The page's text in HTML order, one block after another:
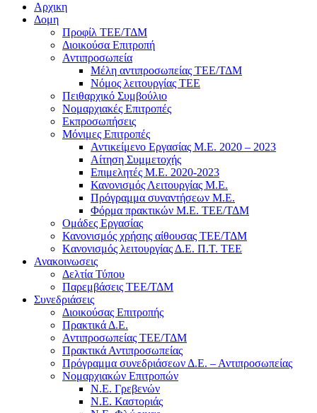
Αρχικη
Δομη
Προφίλ ΤΕΕ/ΤΔΜ
Διοικούσα Επιτροπή
Αντιπροσωπεία
Μέλη αντιπροσωπείας ΤΕΕ/ΤΔΜ
Νόμος λειτουργίας ΤΕΕ
Πειθαρχικό Συμβούλιο
Νομαρχιακές Επιτροπές
Εκπροσωπήσεις
Μόνιμες Επιτροπές
Αντικείμενο Εργασίας Μ.Ε. 2020 – 2023
Αίτηση Συμμετοχής
Επιμελητές Μ.Ε. 2020-2023
Κανονισμός Λειτουργίας Μ.Ε.
Πρόγραμμα συναντήσεων M.E.
Φόρμα πρακτικών Μ.Ε. ΤΕΕ/ΤΔΜ
Ομάδες Εργασίας
Κανονισμός χρήσης αίθουσας ΤΕΕ/ΤΔΜ
Kανονισμός λειτουργίας Δ.Ε. Π.Τ. ΤΕΕ
Ανακοινωσεις
Δελτία Τύπου
Παρεμβάσεις ΤΕΕ/ΤΔΜ
Συνεδριάσεις
Διοικούσας Επιτροπής
Πρακτικά Δ.Ε.
Αντιπροσωπείας ΤΕΕ/ΤΔΜ
Πρακτικά Αντιπροσωπείας
Πρόγραμμα συνεδριάσεων Δ.Ε. – Αντιπροσωπείας
Νομαρχιακών Επιτροπών
Ν.Ε. Γρεβενών
Ν.Ε. Καστοριάς